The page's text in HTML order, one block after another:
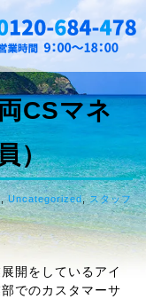
CSマネ
）
,Uncategorized,スタッフ
開をしているアイ
でのカスタマーサ